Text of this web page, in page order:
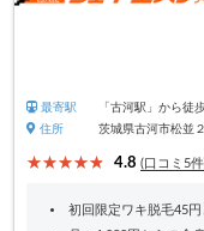
最寄駅
「古河駅」から徒
住所
茨城県古河市松
4.8 (口コミ5
初回限定ワキ脱毛45